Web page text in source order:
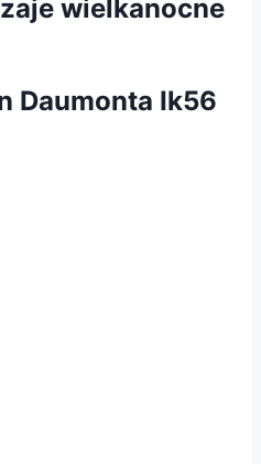
wielkanocne
Daumonta Ik56